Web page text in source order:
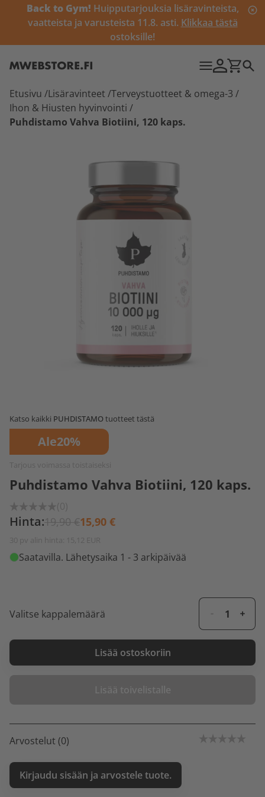
Back to Gym! Huipputarjouksia lisäravinteista,
vaatteista ja varusteista 11.8. asti. Klikkaa tästä
ostoksille!
Etusivu /Lisäravinteet /Terveystuotteet & omega-3 /
Ihon & Hiusten hyvinvointi /
Puhdistamo Vahva Biotiini, 120 kaps.
Katso kaikki PUHDISTAMOtuotteet tästä
Ale20%
Tarjous voimassa toistaiseksi
Puhdistamo Vahva Biotiini, 120 kaps.
(0)
Hinta:19,90 €15,90 €
30 pv alin hinta: 15,12 EUR
Saatavilla. Lähetysaika 1 - 3 arkipäivää
Valitse kappalemäärä
Lisää ostoskoriin
Lisää toivelistalle
Arvostelut (0)
Kirjaudu sisään ja arvostele tuote.